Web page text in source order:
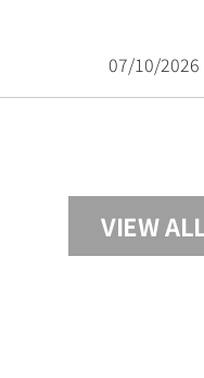
07/10/2026
VIEW